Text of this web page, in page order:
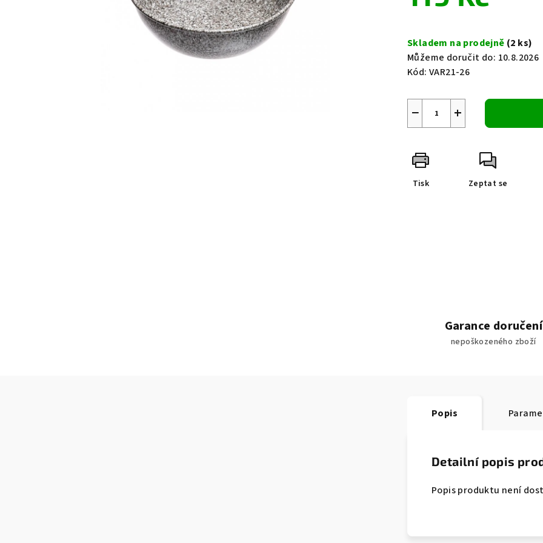
0,0
hvězdiček.
cena:
Skladem na prodejně (2 ks)
Můžeme doručit do: 10.8.2026
Kód: VAR21-26
+
−
Tisk Zeptat se
Garance doručení
nepoškozeného zboží
Popis
Detailní popis
Popis produktu není